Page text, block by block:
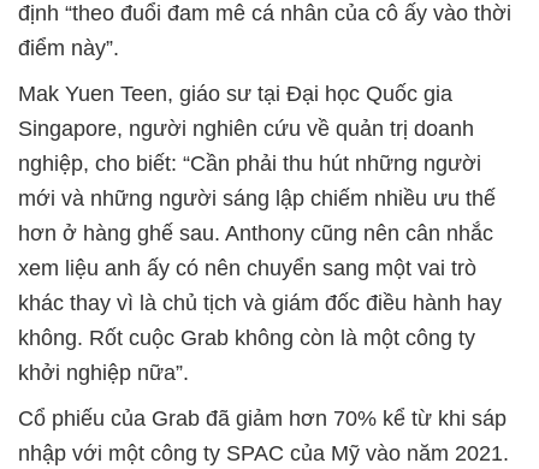
định “theo đuổi đam mê cá nhân của cô ấy vào thời
điểm này”.
Mak Yuen Teen, giáo sư tại Đại học Quốc gia
Singapore, người nghiên cứu về quản trị doanh
nghiệp, cho biết: “Cần phải thu hút những người
mới và những người sáng lập chiếm nhiều ưu thế
hơn ở hàng ghế sau. Anthony cũng nên cân nhắc
xem liệu anh ấy có nên chuyển sang một vai trò
khác thay vì là chủ tịch và giám đốc điều hành hay
không. Rốt cuộc Grab không còn là một công ty
khởi nghiệp nữa”.
Cổ phiếu của Grab đã giảm hơn 70% kể từ khi sáp
nhập với một công ty SPAC của Mỹ vào năm 2021.